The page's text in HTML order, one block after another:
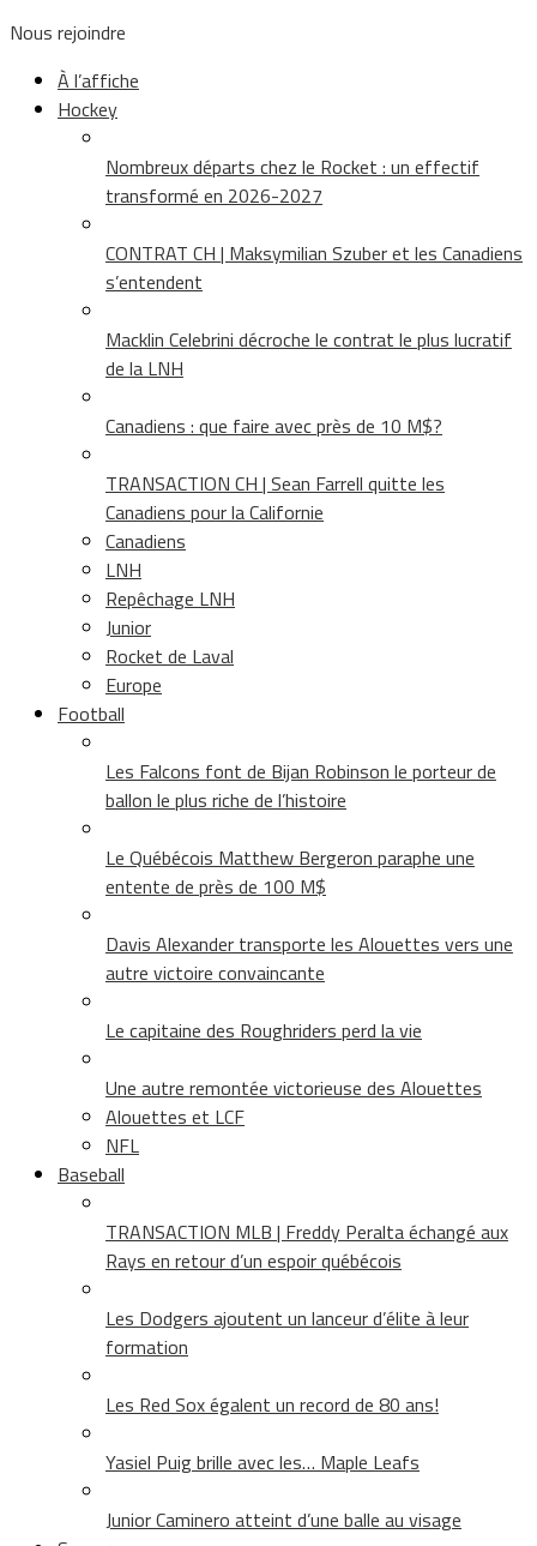
Nous rejoindre
À l’affiche
Hockey
Nombreux départs chez le Rocket : un effectif
transformé en 2026-2027
CONTRAT CH | Maksymilian Szuber et les Canadiens
s’entendent
Macklin Celebrini décroche le contrat le plus lucratif
de la LNH
Canadiens : que faire avec près de 10 M$?
TRANSACTION CH | Sean Farrell quitte les
Canadiens pour la Californie
Canadiens
LNH
Repêchage LNH
Junior
Rocket de Laval
Europe
Football
Les Falcons font de Bijan Robinson le porteur de
ballon le plus riche de l’histoire
Le Québécois Matthew Bergeron paraphe une
entente de près de 100 M$
Davis Alexander transporte les Alouettes vers une
autre victoire convaincante
Le capitaine des Roughriders perd la vie
Une autre remontée victorieuse des Alouettes
Alouettes et LCF
NFL
Baseball
TRANSACTION MLB | Freddy Peralta échangé aux
Rays en retour d’un espoir québécois
Les Dodgers ajoutent un lanceur d’élite à leur
formation
Les Red Sox égalent un record de 80 ans!
Yasiel Puig brille avec les… Maple Leafs
Junior Caminero atteint d’une balle au visage